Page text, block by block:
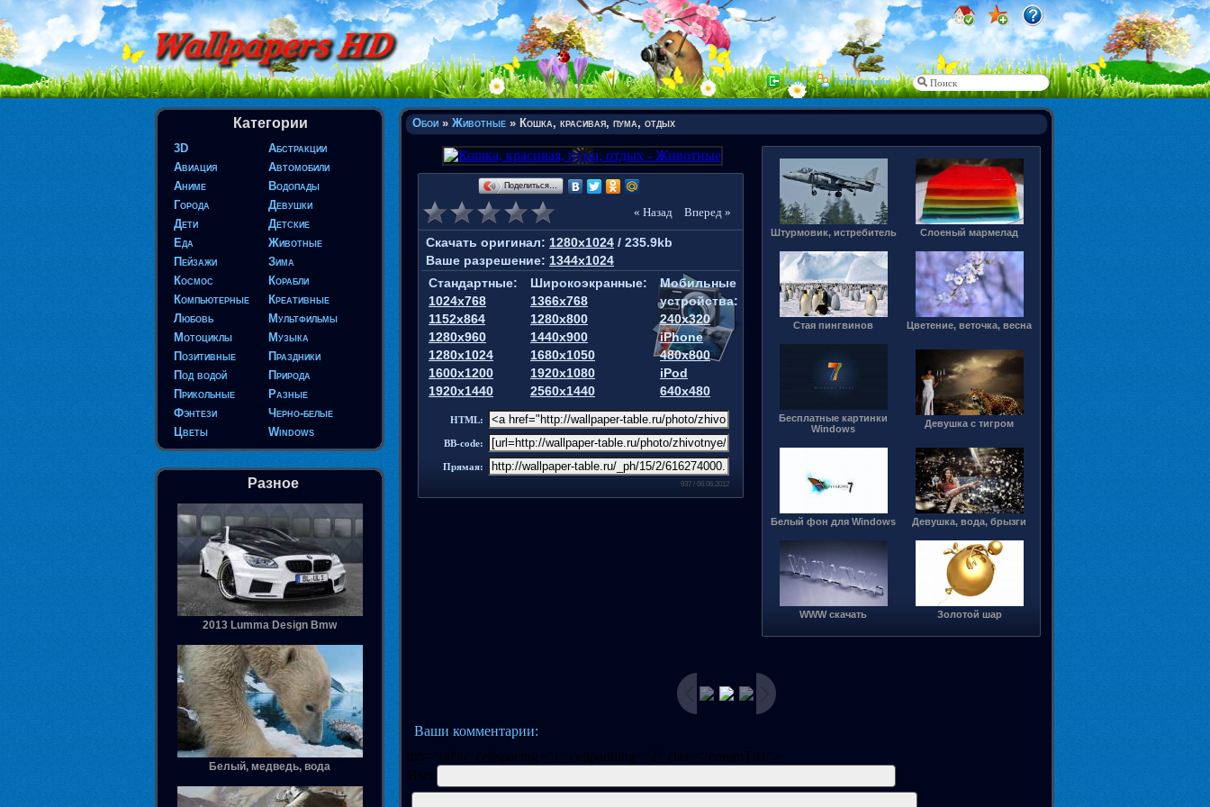
Вход Регистрация
Категории
3D
Абстракции
Авиация
Автомобили
Аниме
Водопады
Города
Девушки
Дети
Детские
Еда
Животные
Пейзажи
Зима
Космос
Корабли
Компьютерные
Креативные
Любовь
Мультфильмы
Мотоциклы
Музыка
Позитивные
Праздники
Под водой
Природа
Прикольные
Разные
Фэнтези
Черно-белые
Цветы
Windows
Разное
2013 Lumma Design Bmw
Белый, медведь, вода
Обои » Животные » Кошка, красивая, пума, отдых
Поделиться…
« Назад Вперед »
Скачать оригинал: 1280x1024 / 235.9kb
Ваше разрешение: 1344x1024
Стандартные:
1024x768
1152x864
1280x960
1280x1024
1600x1200
1920x1440
Широкоэкранные:
1366x768
1280x800
1440x900
1680x1050
1920x1080
2560x1440
Мобильные
устройства:
240x320
iPhone
480x800
iPod
640x480
HTML:
BB-code:
Прямая:
937 / 06.06.2012
Штурмовик, истребитель Слоеный мармелад
Стая пингвинов Цветение, веточка, весна
Бесплатные картинки
Windows
Девушка с тигром
Белый фон для Windows Девушка, вода, брызги
WWW скачать Золотой шар
Ваши комментарии:
dth="80%" cellspacing="1" cellpadding="2" class="commTd1">
Имя: